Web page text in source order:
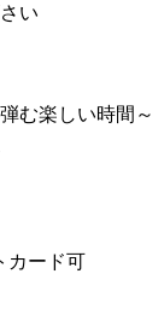
い
む楽しい時間～
カード可